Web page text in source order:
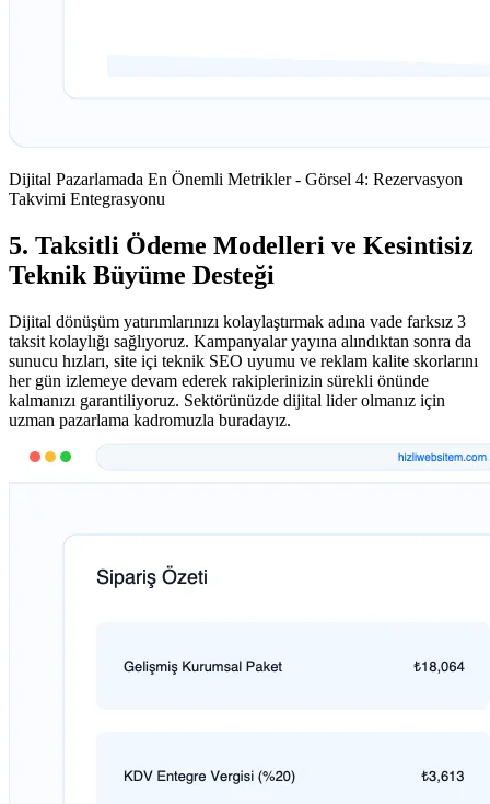
Dijital Pazarlamada En Önemli Metrikler - Görsel 4: Rezervasyon
Takvimi Entegrasyonu
5. Taksitli Ödeme Modelleri ve Kesintisiz
Teknik Büyüme Desteği
Dijital dönüşüm yatırımlarınızı kolaylaştırmak adına vade farksız 3
taksit kolaylığı sağlıyoruz. Kampanyalar yayına alındıktan sonra da
sunucu hızları, site içi teknik SEO uyumu ve reklam kalite skorlarını
her gün izlemeye devam ederek rakiplerinizin sürekli önünde
kalmanızı garantiliyoruz. Sektörünüzde dijital lider olmanız için
uzman pazarlama kadromuzla buradayız.